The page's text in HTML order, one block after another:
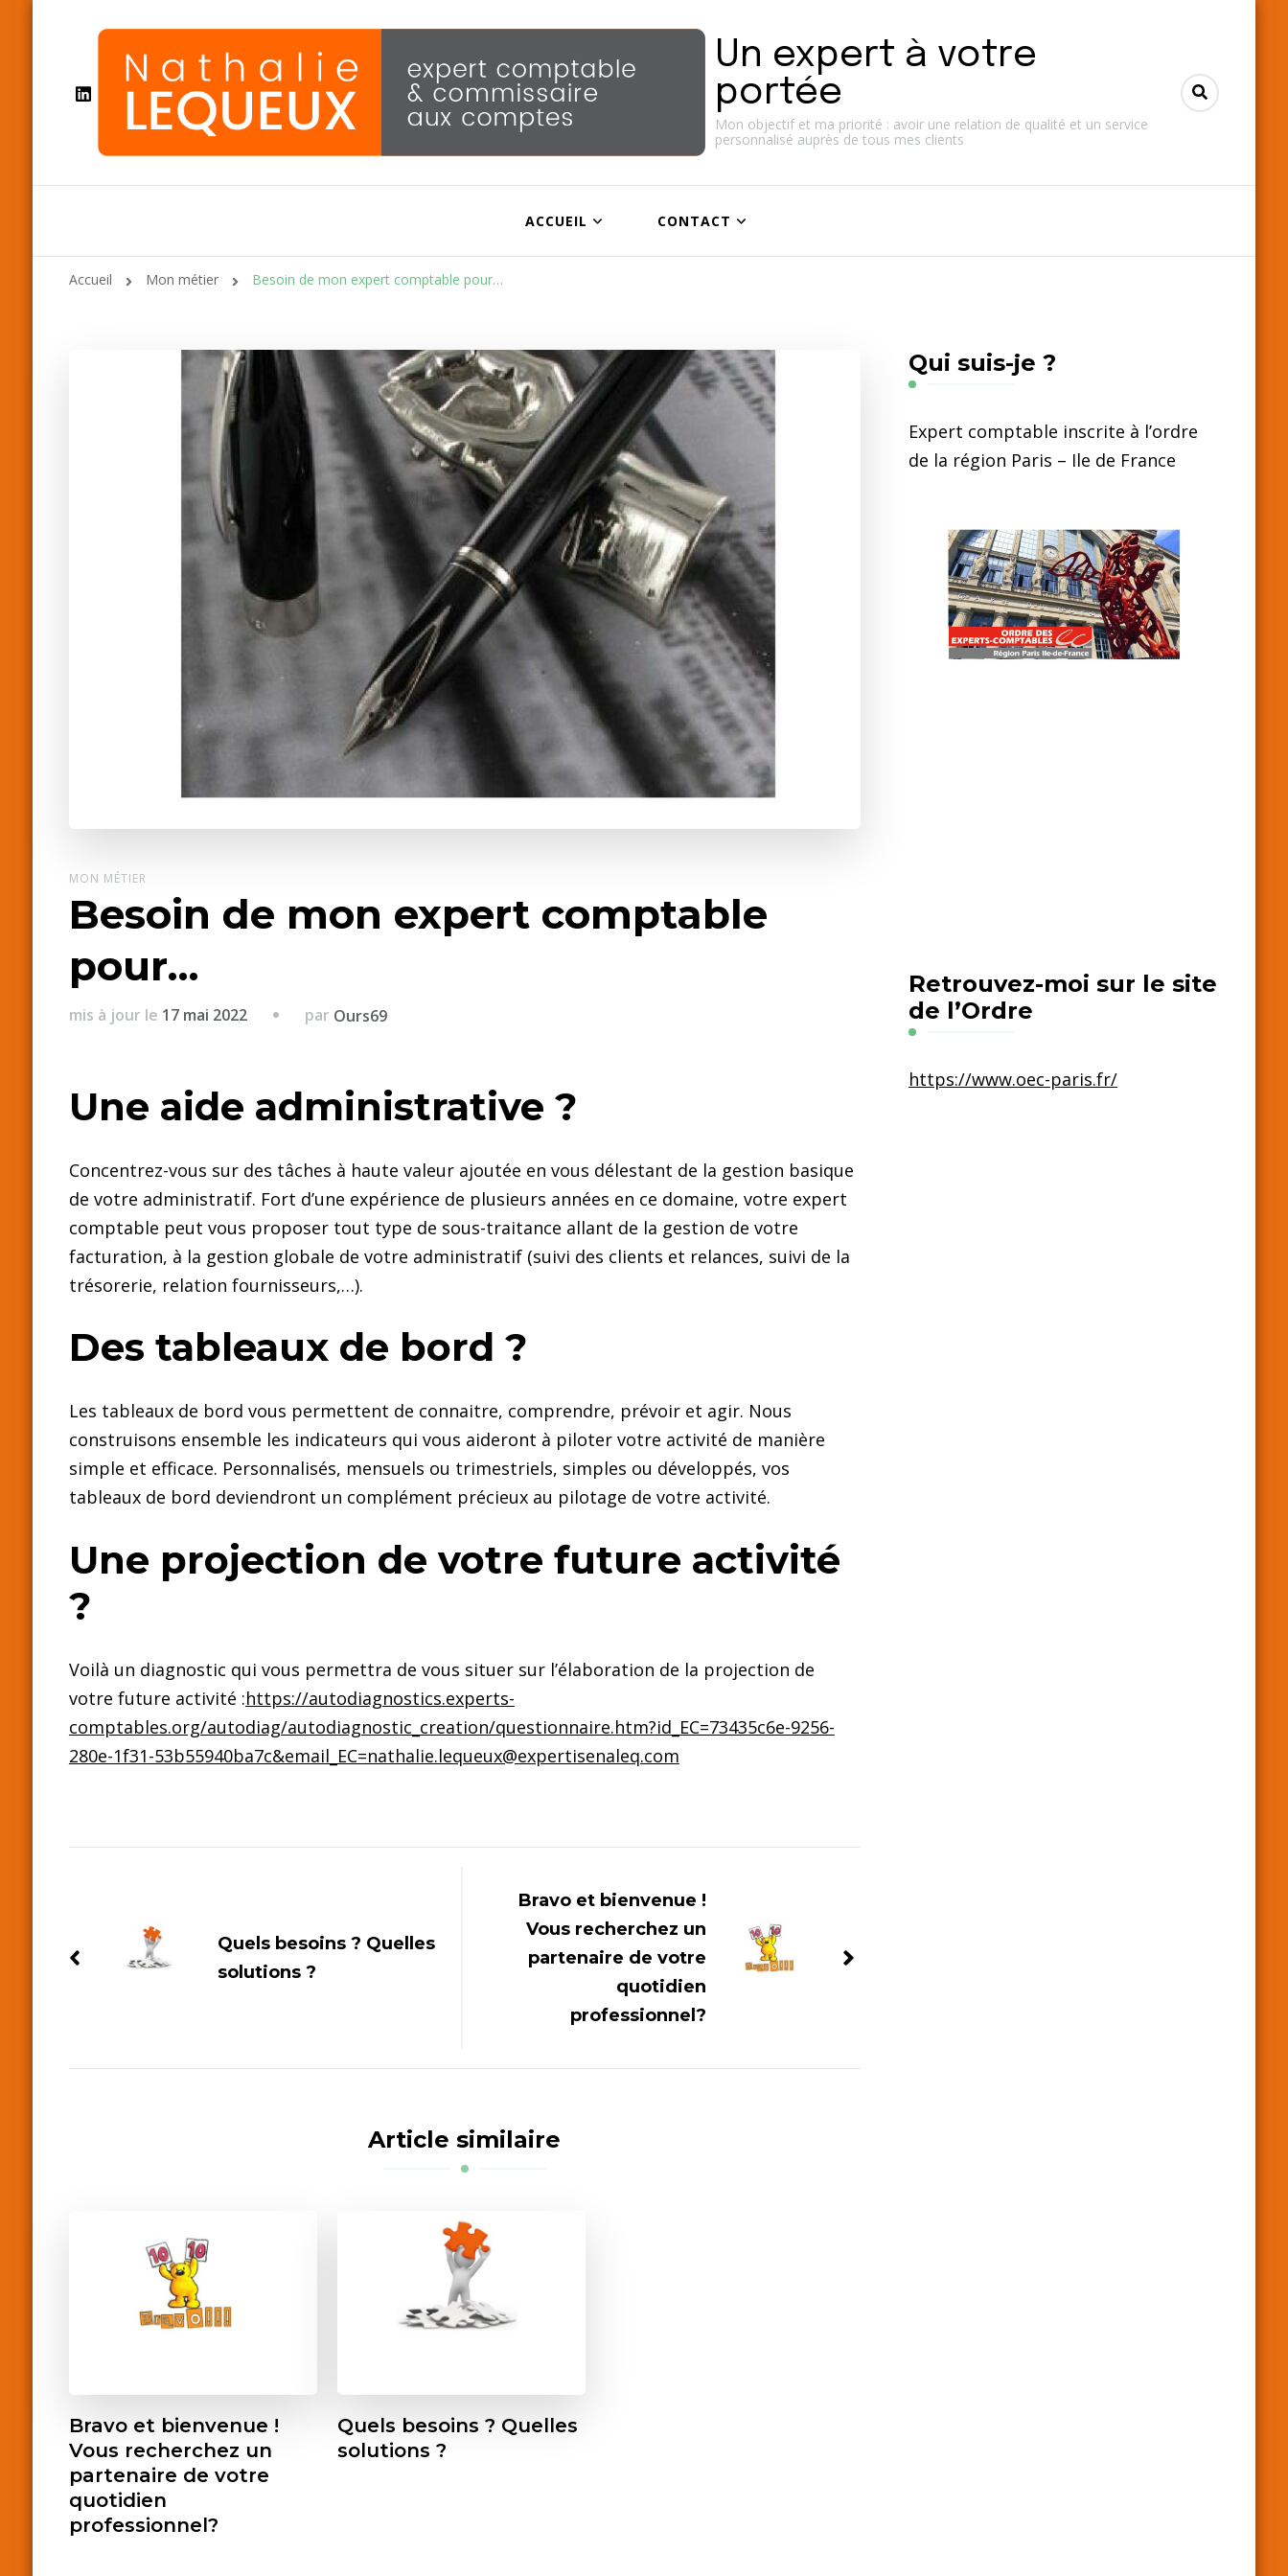
Un expert à votre
portée
Mon objectif et ma priorité : avoir une relation de qualité et un service
personnalisé auprès de tous mes clients
ACCUEIL CONTACT
Accueil Mon métier Besoin de mon expert comptable pour…
MON MÉTIER
Besoin de mon expert comptable
pour…
mis à jour le 17 mai 2022 par Ours69
Une aide administrative ?
Concentrez-vous sur des tâches à haute valeur ajoutée en vous délestant de la gestion basique
de votre administratif. Fort d’une expérience de plusieurs années en ce domaine, votre expert
comptable peut vous proposer tout type de sous-traitance allant de la gestion de votre
facturation, à la gestion globale de votre administratif (suivi des clients et relances, suivi de la
trésorerie, relation fournisseurs,…).
Des tableaux de bord ?
Les tableaux de bord vous permettent de connaitre, comprendre, prévoir et agir. Nous
construisons ensemble les indicateurs qui vous aideront à piloter votre activité de manière
simple et efficace. Personnalisés, mensuels ou trimestriels, simples ou développés, vos
tableaux de bord deviendront un complément précieux au pilotage de votre activité.
Une projection de votre future activité
?
Voilà un diagnostic qui vous permettra de vous situer sur l’élaboration de la projection de
votre future activité :https://autodiagnostics.experts-
comptables.org/autodiag/autodiagnostic_creation/questionnaire.htm?id_EC=73435c6e-9256-
280e-1f31-53b55940ba7c&email_EC=nathalie.lequeux@expertisenaleq.com
Quels besoins ? Quelles
solutions ?
Bravo et bienvenue !
Vous recherchez un
partenaire de votre
quotidien
professionnel?
Article similaire
Bravo et bienvenue !
Vous recherchez un
partenaire de votre
quotidien
professionnel?
Quels besoins ? Quelles
solutions ?
Qui suis-je ?
Expert comptable inscrite à l’ordre
de la région Paris – Ile de France
Retrouvez-moi sur le site
de l’Ordre
https://www.oec-paris.fr/